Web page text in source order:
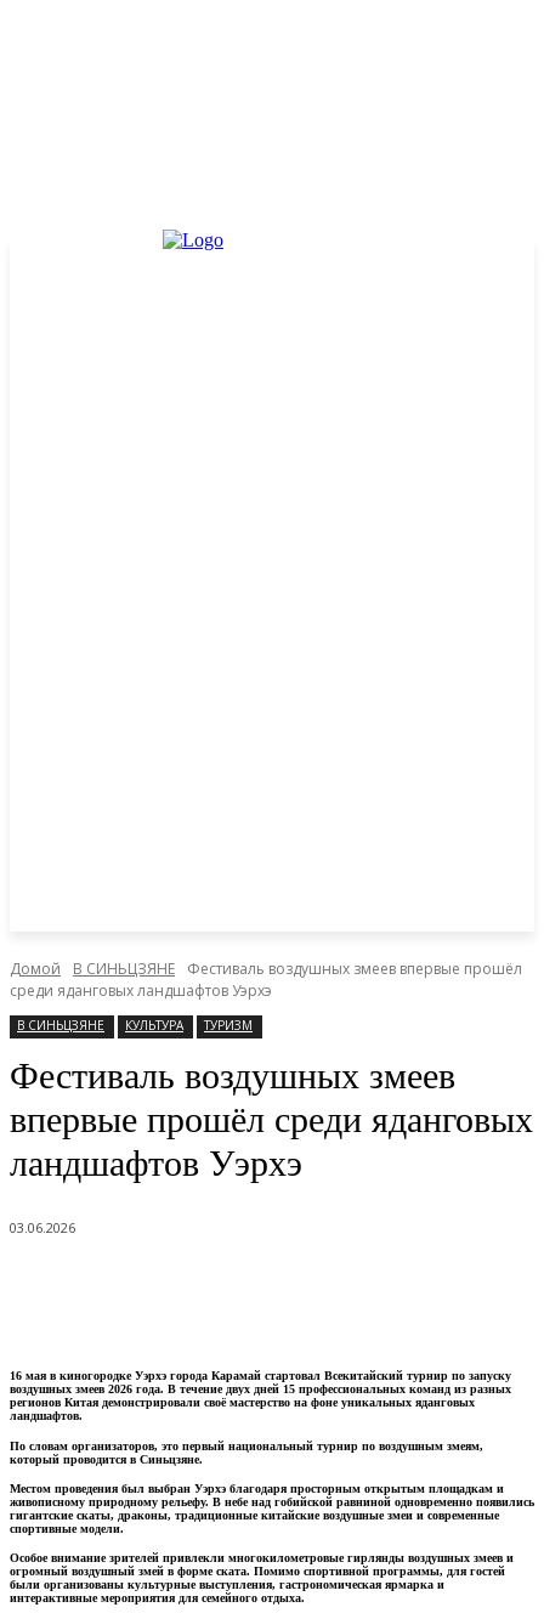
Домой В СИНЬЦЗЯНЕ
Фестиваль воздушных змеев впервые прошёл
среди яданговых ландшафтов Уэрхэ
В СИНЬЦЗЯНЕ КУЛЬТУРА ТУРИЗМ
Фестиваль воздушных змеев
впервые прошёл среди яданговых
ландшафтов Уэрхэ
03.06.2026
16 мая в киногородке Уэрхэ города Карамай стартовал Всекитайский турнир по запуску
воздушных змеев 2026 года. В течение двух дней 15 профессиональных команд из разных
регионов Китая демонстрировали своё мастерство на фоне уникальных яданговых
ландшафтов.
По словам организаторов, это первый национальный турнир по воздушным змеям,
который проводится в Синьцзяне.
Местом проведения был выбран Уэрхэ благодаря просторным открытым площадкам и
живописному природному рельефу. В небе над гобийской равниной одновременно появились
гигантские скаты, драконы, традиционные китайские воздушные змеи и современные
спортивные модели.
Особое внимание зрителей привлекли многокилометровые гирлянды воздушных змеев и
огромный воздушный змей в форме ската. Помимо спортивной программы, для гостей
были организованы культурные выступления, гастрономическая ярмарка и
интерактивные мероприятия для семейного отдыха.